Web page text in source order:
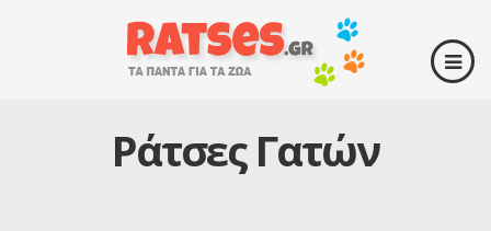
Ράτσες Γατών